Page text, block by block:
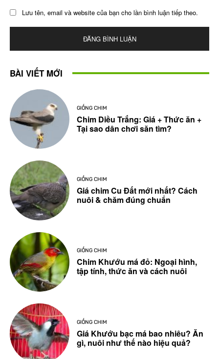
Lưu tên, email và website của bạn cho lần bình luận tiếp theo.
BÀI VIẾT MỚI
GIỐNG CHIM
Chim Diều Trắng: Giá + Thức ăn +
Tại sao dân chơi săn tìm?
GIỐNG CHIM
Giá chim Cu Đất mới nhất? Cách
nuôi & chăm đúng chuẩn
GIỐNG CHIM
Chim Khướu má đỏ: Ngoại hình,
tập tính, thức ăn và cách nuôi
GIỐNG CHIM
Giá Khướu bạc má bao nhiêu? Ăn
gì, nuôi như thế nào hiệu quả?